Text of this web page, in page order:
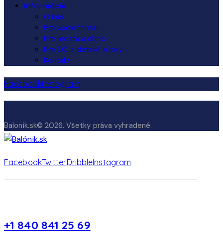
Informácie
O nás
Pre spoločnosti
Pre mestá a obce
Pre OC a detské kútiky
Kontakt
FacebookInstagram
Balonik.sk© 2026. Všetky práva vyhradené.
FacebookTwitterDribbleInstagram
+1 840 841 25 69